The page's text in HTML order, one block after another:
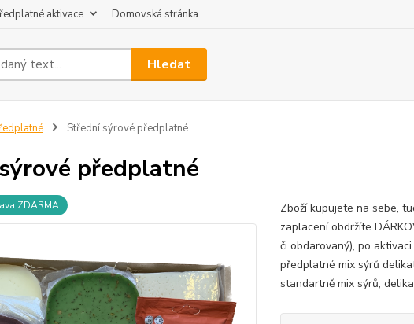
aktivace Domovská stránka
Hledat
Střední sýrové předplatné
předplatné
ZDARMA
Zboží kupujete na sebe,
zaplacení obdržíte
či obdarovaný), po
předplatné mix sýrů
standartně mix sýrů,